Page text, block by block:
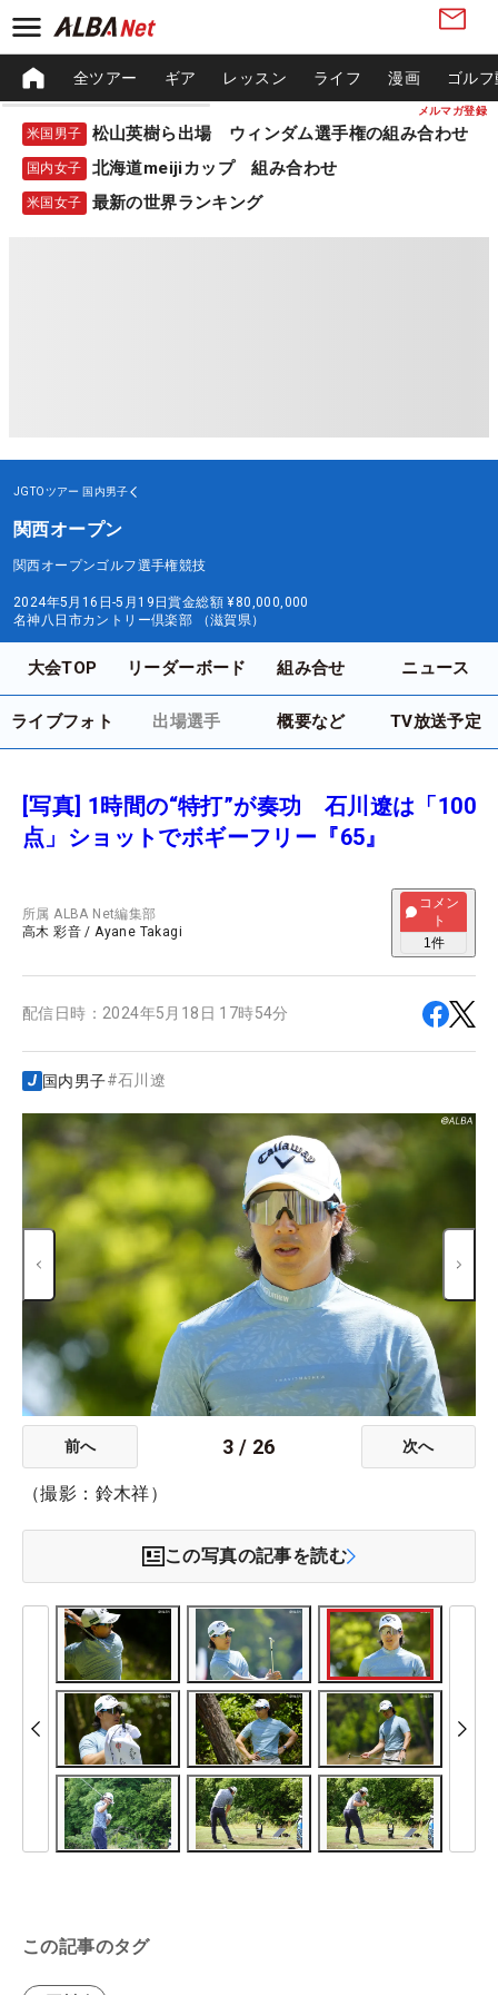
メルマガ登録
全ツアー ギア レッスン ライフ 漫画 ゴル
米国男子 松山英樹ら出場 ウィンダム選手権の組み合わせ
国内女子 北海道meijiカップ 組み合わせ
米国女子 最新の世界ランキング
JGTOツアー 国内男子
関西オープン
関西オープンゴルフ選手権競技
2024年5月16日-5月19日賞金総額 ¥80,000,000
名神八日市カントリー倶楽部 （滋賀県）
大会TOP リーダーボード 組み合せ ニュース
ライブフォト 出場選手 概要など TV放送予定
[写真] 1時間の“特打”が奏功 石川遼は「100
点」ショットでボギーフリー『65』
所属ALBA Net編集部
高木 彩音 /Ayane Takagi
コメン
ト
1件
配信日時： 2024年5月18日 17時54分
国内男子#石川遼
前へ 3 / 26 次へ
（撮影：鈴木祥）
この写真の記事を読む
この記事のタグ